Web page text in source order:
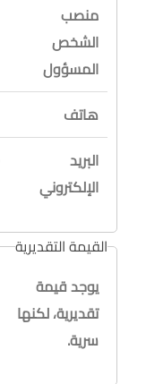
منصب
الشخص
المسؤول
هاتف
البريد
الإلكتروني
القيمة التقديرية
يوجد قيمة
تقديرية، لكنها
سرية.